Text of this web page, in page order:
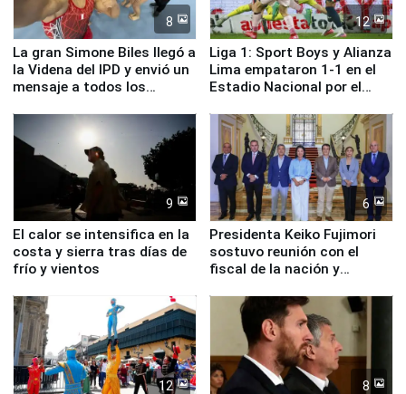
8
La gran Simone Biles llegó a
la Videna del IPD y envió un
mensaje a todos los
12
Liga 1: Sport Boys y Alianza
Lima empataron 1-1 en el
Estadio Nacional por el
9
El calor se intensifica en la
costa y sierra tras días de
frío y vientos
6
Presidenta Keiko Fujimori
sostuvo reunión con el
fiscal de la nación y
12 8